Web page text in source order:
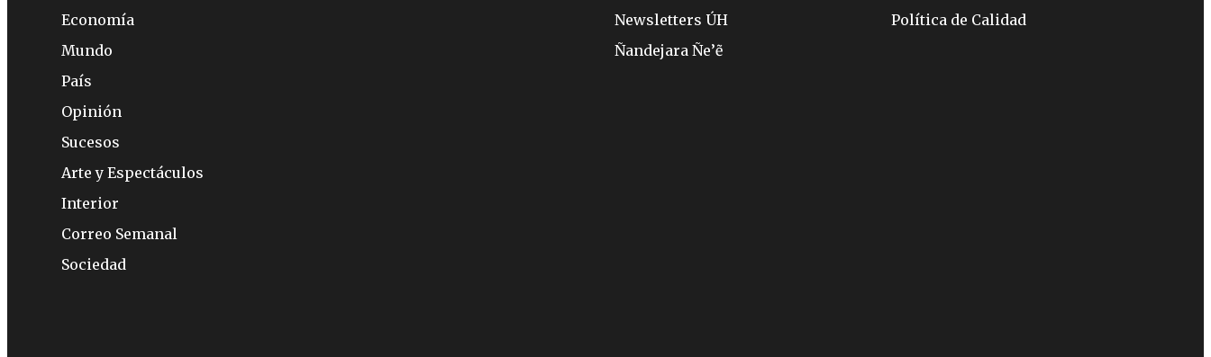
Economía
Mundo
País
Opinión
Sucesos
Arte y Espectáculos
Interior
Correo Semanal
Sociedad
Newsletters ÚH
Ñandejara Ñe’ẽ
Política de Calidad